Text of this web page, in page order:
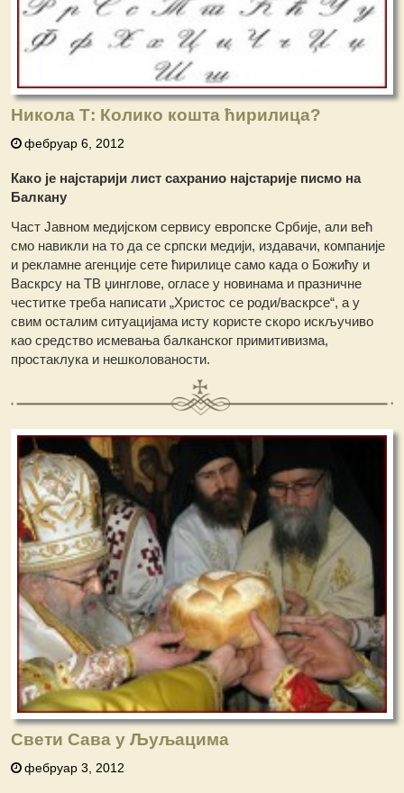
Никола Т: Колико кошта ћирилица?
фебруар 6, 2012
Како је најстарији лист сахранио најстарије писмо на
Балкану
Част Јавном медијском сервису европске Србије, али већ
смо навикли на то да се српски медији, издавачи, компаније
и рекламне агенције сете ћирилице само када о Божићу и
Васкрсу на ТВ џинглове, огласе у новинама и празничне
честитке треба написати „Христос се роди/васкрсе“, а у
свим осталим ситуацијама исту користе скоро искључиво
као средство исмевања балканског примитивизма,
простаклука и нешколованости.
Свети Сава у Љуљацима
фебруар 3, 2012